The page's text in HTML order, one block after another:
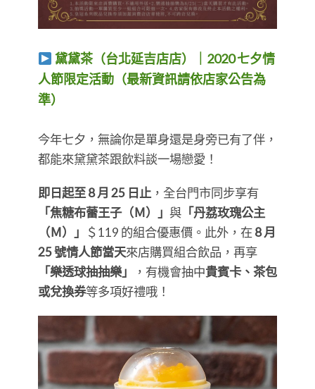
黛黛茶（台北延吉店店）｜2020 七夕情
人節限定活動（最新資訊請依店家公告為
準）
​​​​​​​今年七夕，無論你是單身還是身旁已有了伴，
都能來黛黛茶跟飲料談一場戀愛！
即日起至 8 月 25 日止 ，全台門市同步享有
「焦糖布蕾王子（Ｍ）」 與 「丹荔玫瑰公主
（Ｍ）」
＄119 的組合優惠價。此外，在8 月
25 號情人節當天來店購買組合飲品，再享
「樂透球抽抽樂」
，有機會抽中貴賓卡、茶包
或兌換券等多項好禮哦！